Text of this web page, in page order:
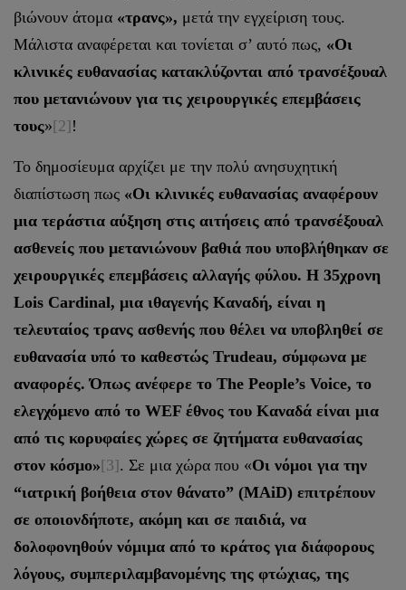
βιώνουν άτομα «τρανς», μετά την εγχείριση τους.
Μάλιστα αναφέρεται και τονίεται σ’ αυτό πως, «Οι
κλινικές ευθανασίας κατακλύζονται από τρανσέξουαλ
που μετανιώνουν για τις χειρουργικές επεμβάσεις
τους»[2]!
Το δημοσίευμα αρχίζει με την πολύ ανησυχητική
διαπίστωση πως «Οι κλινικές ευθανασίας αναφέρουν
μια τεράστια αύξηση στις αιτήσεις από τρανσέξουαλ
ασθενείς που μετανιώνουν βαθιά που υποβλήθηκαν σε
χειρουργικές επεμβάσεις αλλαγής φύλου. Η 35χρονη
Lois Cardinal, μια ιθαγενής Καναδή, είναι η
τελευταίος τρανς ασθενής που θέλει να υποβληθεί σε
ευθανασία υπό το καθεστώς Trudeau, σύμφωνα με
αναφορές. Όπως ανέφερε το The People’s Voice, το
ελεγχόμενο από το WEF έθνος του Καναδά είναι μια
από τις κορυφαίες χώρες σε ζητήματα ευθανασίας
στον κόσμο»[3]. Σε μια χώρα που «Οι νόμοι για την
“ιατρική βοήθεια στον θάνατο” (MAiD) επιτρέπουν
σε οποιονδήποτε, ακόμη και σε παιδιά, να
δολοφονηθούν νόμιμα από το κράτος για διάφορους
λόγους, συμπεριλαμβανομένης της φτώχιας, της